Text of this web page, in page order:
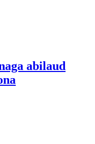
abilaud